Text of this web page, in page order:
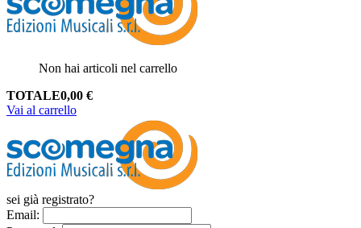
Non hai articoli nel carrello
TOTALE0,00 €
Vai al carrello
sei già registrato?
Email: